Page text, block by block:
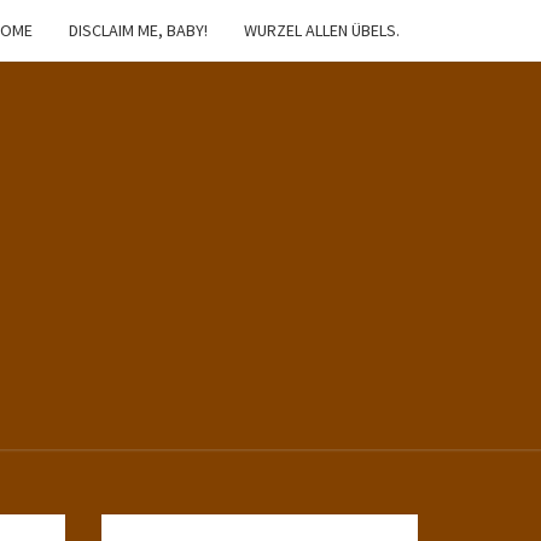
DISCLAIM ME, BABY! WURZEL ALLEN ÜBELS.